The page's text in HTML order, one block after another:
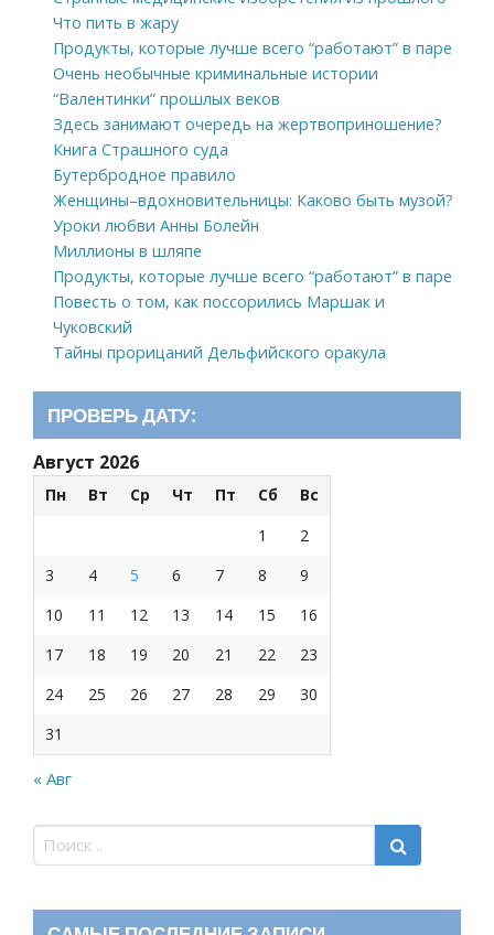
Что пить в жару
Продукты, которые лучше всего “работают” в паре
Очень необычные криминальные истории
“Валентинки” прошлых веков
Здесь занимают очередь на жертвоприношение?
Книга Страшного суда
Бутербродное правило
Женщины–вдохновительницы: Каково быть музой?
Уроки любви Анны Болейн
Миллионы в шляпе
Продукты, которые лучше всего “работают” в паре
Повесть о том, как поссорились Маршак и
Чуковский
Тайны прорицаний Дельфийского оракула
ПРОВЕРЬ ДАТУ:
Август 2026
Пн Вт Ср Чт Пт Сб
Вс
1
2
3
4 5 6 7 8
9
10
11 12 13 14 15
16
17
18 19 20 21 22
23
24
25 26 27 28 29
30
31
« Авг